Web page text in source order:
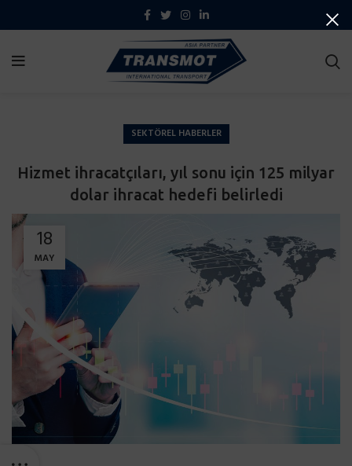
SEKTÖREL HABERLER
Hizmet ihracatçıları, yıl sonu için 125 milyar
dolar ihracat hedefi belirledi
18
MAY